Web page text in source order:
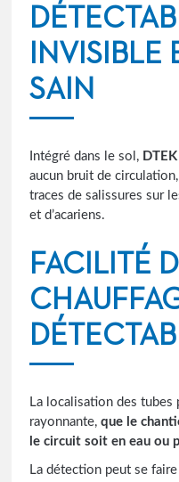
INVISIBLE
SAIN
Intégré dans le sol,
aucun bruit de
traces de salissures sur
et d’acariens.
FACILITÉ
La localisation des
rayonnante,que le
le circuit soit en eau ou
La détection peut se